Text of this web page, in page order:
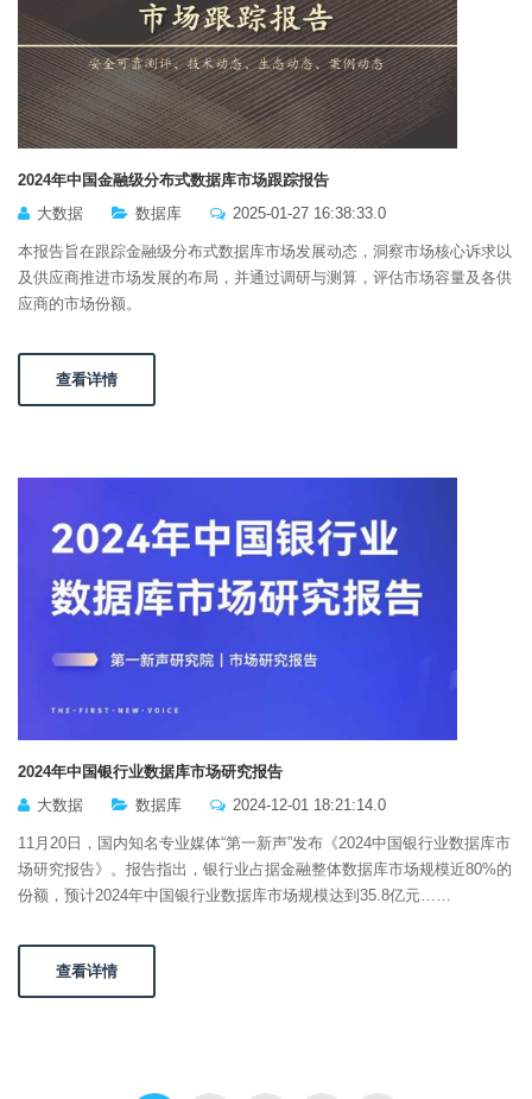
2024年中国金融级分布式数据库市场跟踪报告
大数据
数据库 2025-01-27 16:38:33.0
本报告旨在跟踪金融级分布式数据库市场发展动态，洞察市场核心诉求以
及供应商推进市场发展的布局，并通过调研与测算，评估市场容量及各供
应商的市场份额。
查看详情
2024年中国银行业数据库市场研究报告
大数据
数据库 2024-12-01 18:21:14.0
11月20日，国内知名专业媒体“第一新声”发布《2024中国银行业数据库市
场研究报告》。报告指出，银行业占据金融整体数据库市场规模近80%的
份额，预计2024年中国银行业数据库市场规模达到35.8亿元……
查看详情